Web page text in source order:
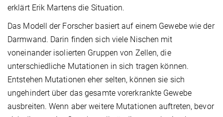
erklärt Erik Martens die Situation.
Das Modell der Forscher basiert auf einem Gewebe wie der
Darmwand. Darin finden sich viele Nischen mit
voneinander isolierten Gruppen von Zellen, die
unterschiedliche Mutationen in sich tragen können.
Entstehen Mutationen eher selten, können sie sich
ungehindert über das gesamte vorerkrankte Gewebe
ausbreiten. Wenn aber weitere Mutationen auftreten, bevor